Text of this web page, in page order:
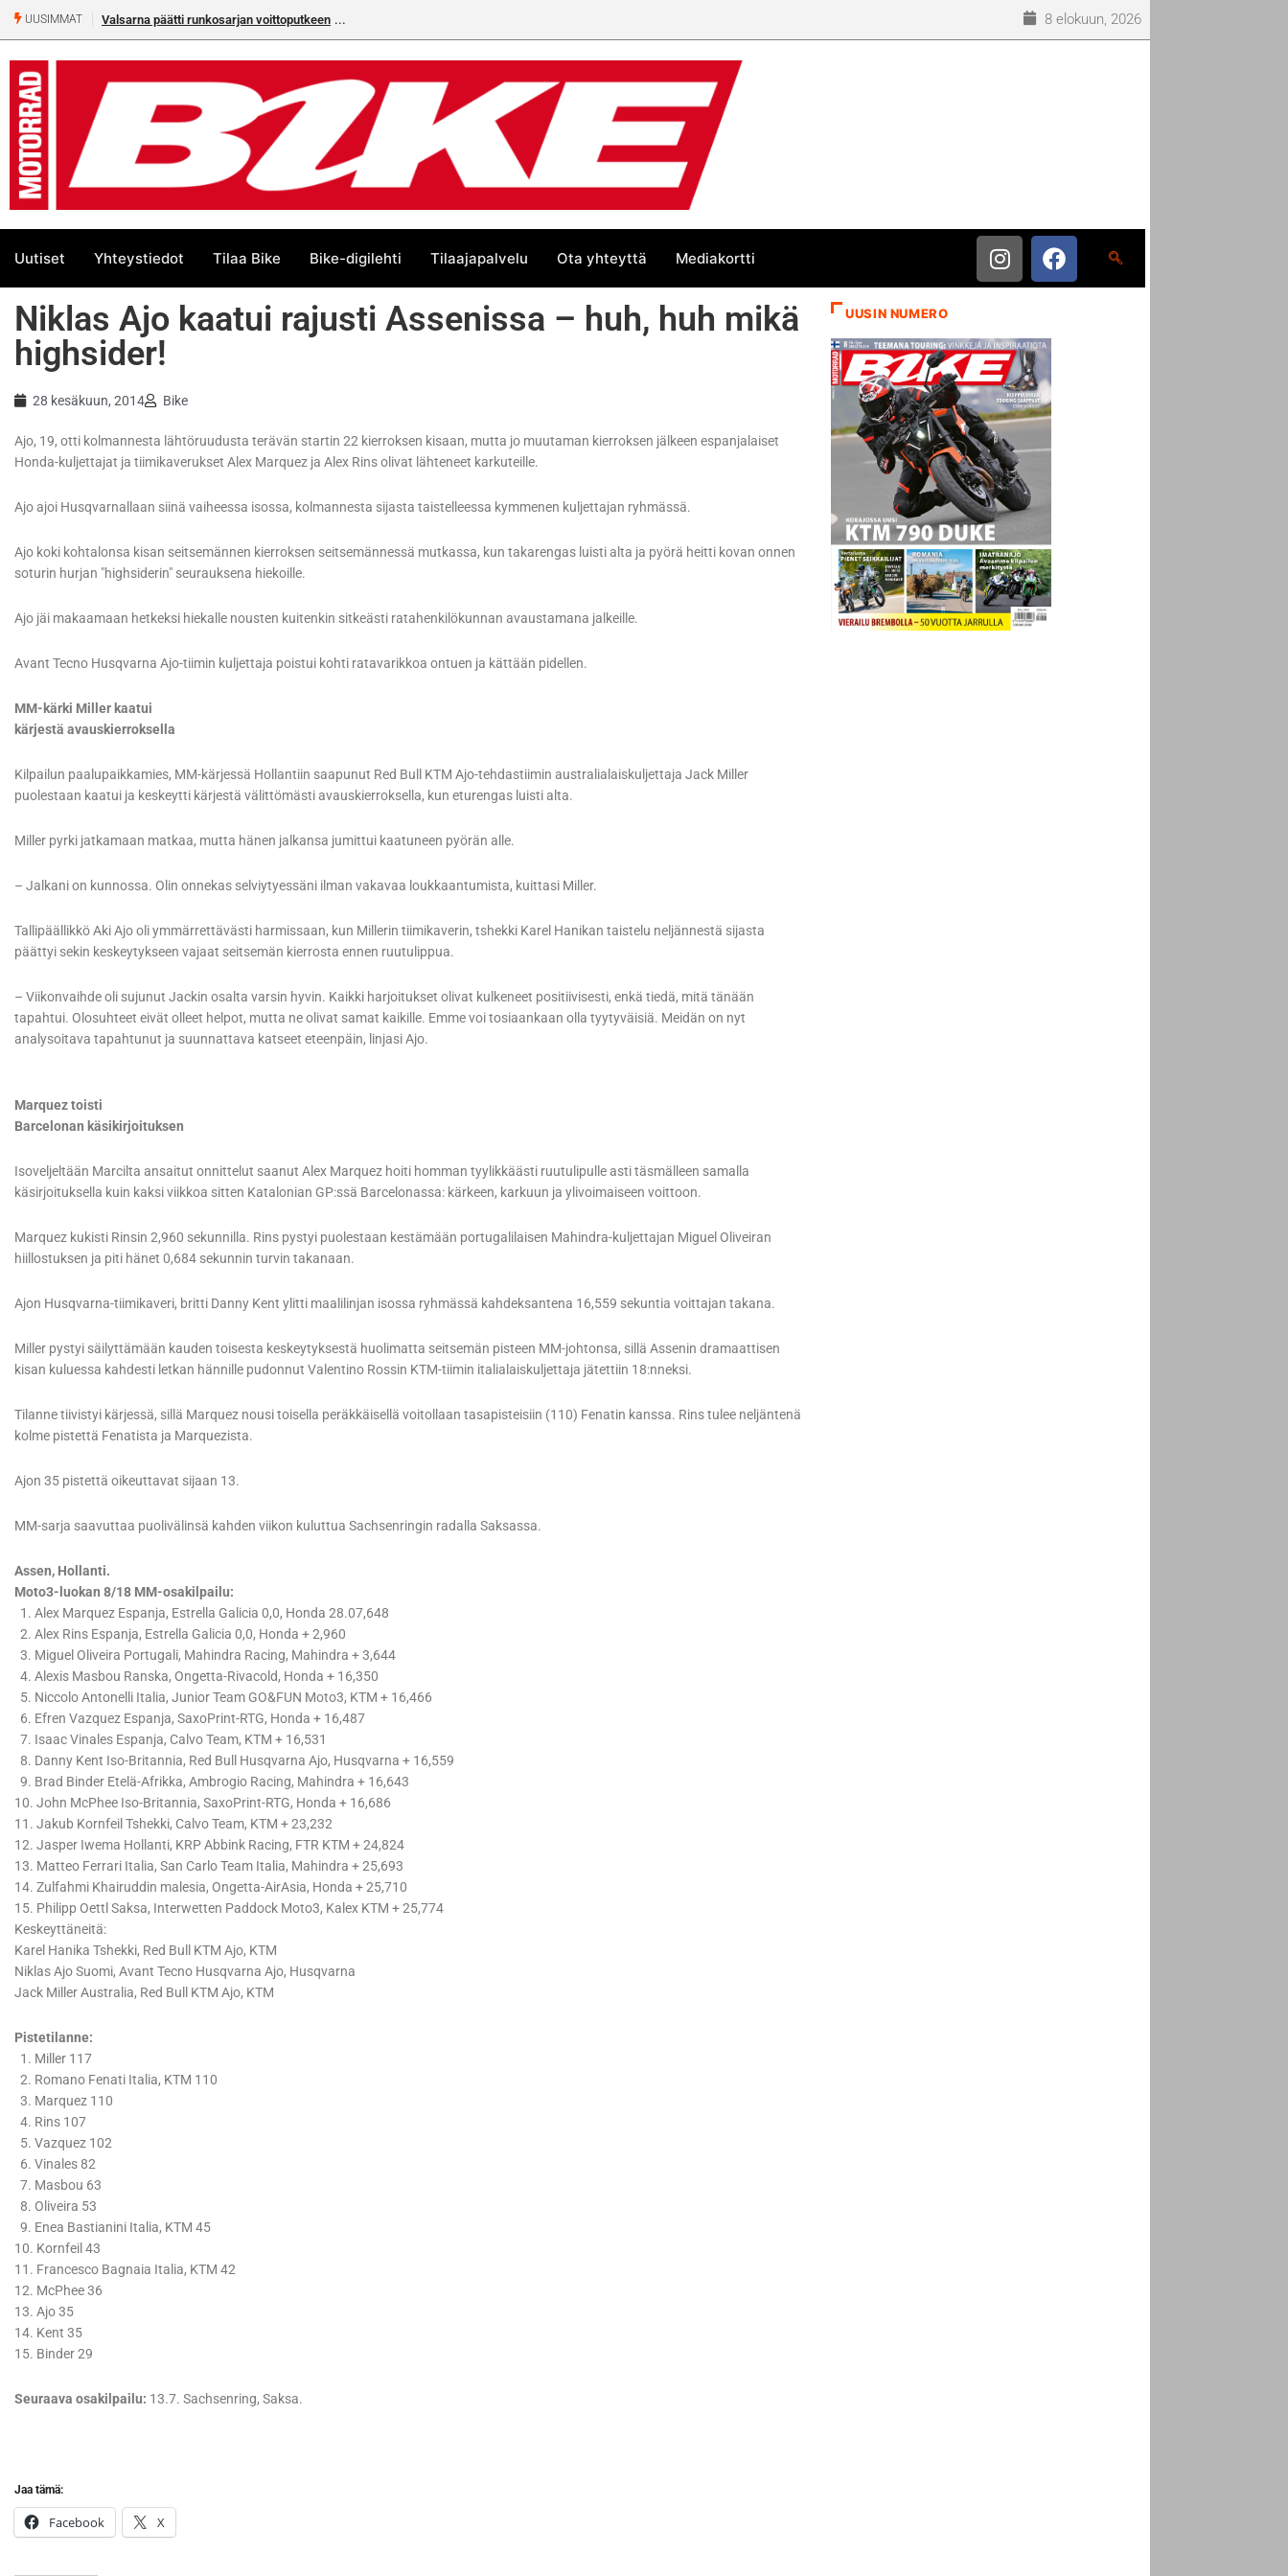
UUSIMMAT Valsarna päätti runkosarjan voittoputkeen
numeroa!
8 elokuun, 2026
Uutiset Yhteystiedot Tilaa Bike Bike-digilehti Tilaajapalvelu Ota yhteyttä Mediakortti
Niklas Ajo kaatui rajusti Assenissa – huh, huh mikä
highsider!
28 kesäkuun, 2014 Bike
Ajo, 19, otti kolmannesta lähtöruudusta terävän startin 22 kierroksen kisaan, mutta jo muutaman kierroksen jälkeen espanjalaiset
Honda-kuljettajat ja tiimikaverukset Alex Marquez ja Alex Rins olivat lähteneet karkuteille.
Ajo ajoi Husqvarnallaan siinä vaiheessa isossa, kolmannesta sijasta taistelleessa kymmenen kuljettajan ryhmässä.
Ajo koki kohtalonsa kisan seitsemännen kierroksen seitsemännessä mutkassa, kun takarengas luisti alta ja pyörä heitti kovan onnen
soturin hurjan "highsiderin" seurauksena hiekoille.
Ajo jäi makaamaan hetkeksi hiekalle nousten kuitenkin sitkeästi ratahenkilökunnan avaustamana jalkeille.
Avant Tecno Husqvarna Ajo-tiimin kuljettaja poistui kohti ratavarikkoa ontuen ja kättään pidellen.
MM-kärki Miller kaatui
kärjestä avauskierroksella
Kilpailun paalupaikkamies, MM-kärjessä Hollantiin saapunut Red Bull KTM Ajo-tehdastiimin australialaiskuljettaja Jack Miller
puolestaan kaatui ja keskeytti kärjestä välittömästi avauskierroksella, kun eturengas luisti alta.
Miller pyrki jatkamaan matkaa, mutta hänen jalkansa jumittui kaatuneen pyörän alle.
– Jalkani on kunnossa. Olin onnekas selviytyessäni ilman vakavaa loukkaantumista, kuittasi Miller.
Tallipäällikkö Aki Ajo oli ymmärrettävästi harmissaan, kun Millerin tiimikaverin, tshekki Karel Hanikan taistelu neljännestä sijasta
päättyi sekin keskeytykseen vajaat seitsemän kierrosta ennen ruutulippua.
– Viikonvaihde oli sujunut Jackin osalta varsin hyvin. Kaikki harjoitukset olivat kulkeneet positiivisesti, enkä tiedä, mitä tänään
tapahtui. Olosuhteet eivät olleet helpot, mutta ne olivat samat kaikille. Emme voi tosiaankaan olla tyytyväisiä. Meidän on nyt
analysoitava tapahtunut ja suunnattava katseet eteenpäin, linjasi Ajo.
Marquez toisti
Barcelonan käsikirjoituksen
Isoveljeltään Marcilta ansaitut onnittelut saanut Alex Marquez hoiti homman tyylikkäästi ruutulipulle asti täsmälleen samalla
käsirjoituksella kuin kaksi viikkoa sitten Katalonian GP:ssä Barcelonassa: kärkeen, karkuun ja ylivoimaiseen voittoon.
Marquez kukisti Rinsin 2,960 sekunnilla. Rins pystyi puolestaan kestämään portugalilaisen Mahindra-kuljettajan Miguel Oliveiran
hiillostuksen ja piti hänet 0,684 sekunnin turvin takanaan.
Ajon Husqvarna-tiimikaveri, britti Danny Kent ylitti maalilinjan isossa ryhmässä kahdeksantena 16,559 sekuntia voittajan takana.
Miller pystyi säilyttämään kauden toisesta keskeytyksestä huolimatta seitsemän pisteen MM-johtonsa, sillä Assenin dramaattisen
kisan kuluessa kahdesti letkan hännille pudonnut Valentino Rossin KTM-tiimin italialaiskuljettaja jätettiin 18:nneksi.
Tilanne tiivistyi kärjessä, sillä Marquez nousi toisella peräkkäisellä voitollaan tasapisteisiin (110) Fenatin kanssa. Rins tulee neljäntenä
kolme pistettä Fenatista ja Marquezista.
Ajon 35 pistettä oikeuttavat sijaan 13.
MM-sarja saavuttaa puolivälinsä kahden viikon kuluttua Sachsenringin radalla Saksassa.
Assen, Hollanti.
Moto3-luokan 8/18 MM-osakilpailu:
1. Alex Marquez Espanja, Estrella Galicia 0,0, Honda 28.07,648
2. Alex Rins Espanja, Estrella Galicia 0,0, Honda + 2,960
3. Miguel Oliveira Portugali, Mahindra Racing, Mahindra + 3,644
4. Alexis Masbou Ranska, Ongetta-Rivacold, Honda + 16,350
5. Niccolo Antonelli Italia, Junior Team GO&FUN Moto3, KTM + 16,466
6. Efren Vazquez Espanja, SaxoPrint-RTG, Honda + 16,487
7. Isaac Vinales Espanja, Calvo Team, KTM + 16,531
8. Danny Kent Iso-Britannia, Red Bull Husqvarna Ajo, Husqvarna + 16,559
9. Brad Binder Etelä-Afrikka, Ambrogio Racing, Mahindra + 16,643
10. John McPhee Iso-Britannia, SaxoPrint-RTG, Honda + 16,686
11. Jakub Kornfeil Tshekki, Calvo Team, KTM + 23,232
12. Jasper Iwema Hollanti, KRP Abbink Racing, FTR KTM + 24,824
13. Matteo Ferrari Italia, San Carlo Team Italia, Mahindra + 25,693
14. Zulfahmi Khairuddin malesia, Ongetta-AirAsia, Honda + 25,710
15. Philipp Oettl Saksa, Interwetten Paddock Moto3, Kalex KTM + 25,774
Keskeyttäneitä:
Karel Hanika Tshekki, Red Bull KTM Ajo, KTM
Niklas Ajo Suomi, Avant Tecno Husqvarna Ajo, Husqvarna
Jack Miller Australia, Red Bull KTM Ajo, KTM
Pistetilanne:
1. Miller 117
2. Romano Fenati Italia, KTM 110
3. Marquez 110
4. Rins 107
5. Vazquez 102
6. Vinales 82
7. Masbou 63
8. Oliveira 53
9. Enea Bastianini Italia, KTM 45
10. Kornfeil 43
11. Francesco Bagnaia Italia, KTM 42
12. McPhee 36
13. Ajo 35
14. Kent 35
15. Binder 29
Seuraava osakilpailu: 13.7. Sachsenring, Saksa.
Jaa tämä:
Facebook X
UUSIN NUMERO